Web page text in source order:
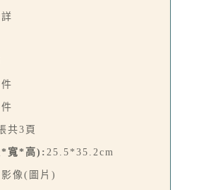
共3頁
*寬*高): 25.5*35.2cm
影像(圖片)